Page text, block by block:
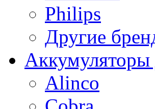
Philips
Другие
Аккумуляторы
Alinco